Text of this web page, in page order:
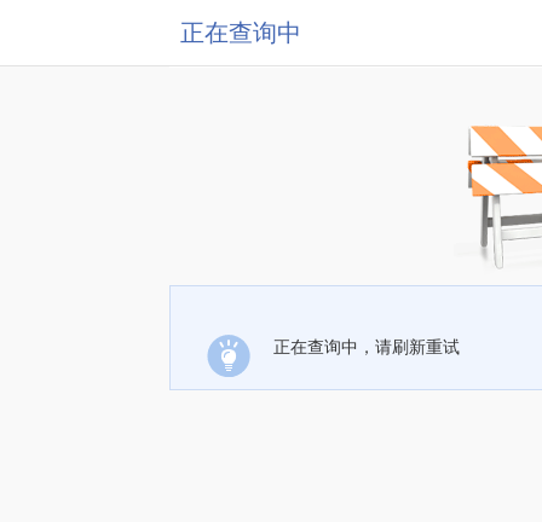
正在查询中
正在查询中，请刷新重试